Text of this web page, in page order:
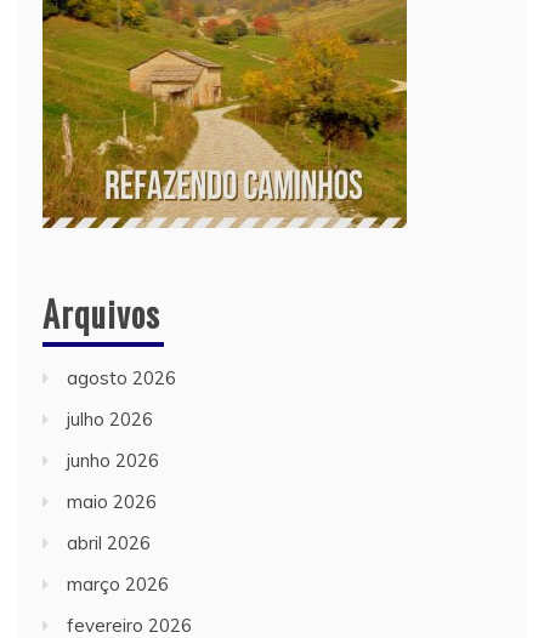
Arquivos
agosto 2026
julho 2026
junho 2026
maio 2026
abril 2026
março 2026
fevereiro 2026